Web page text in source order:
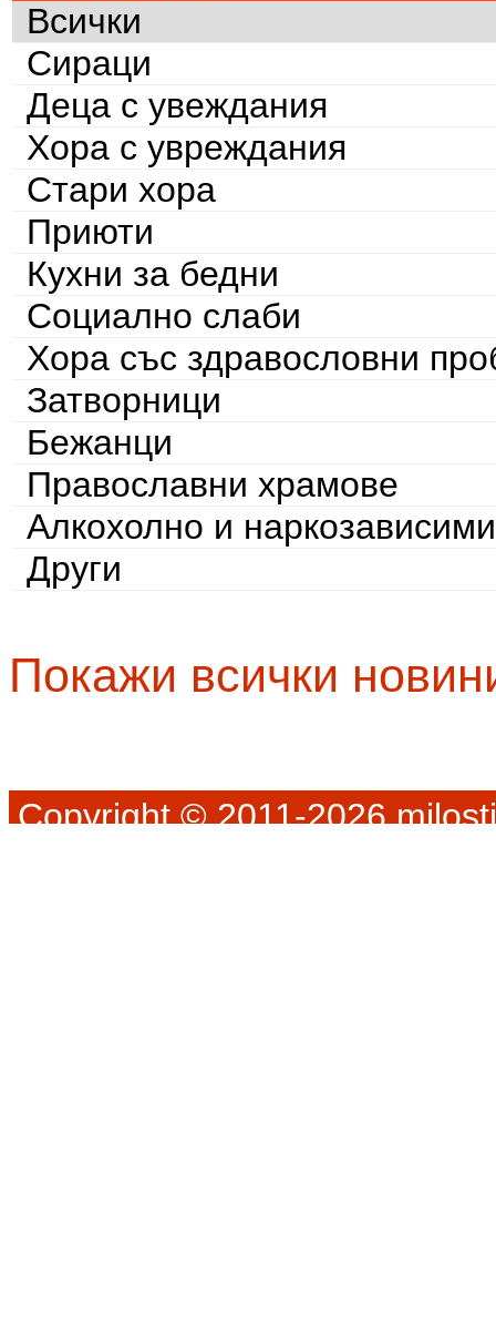
Всички
Сираци
Деца с увеждания
Хора с увреждания
Стари хора
Приюти
Кухни за бедни
Социално слаби
Хора със здравословни
Затворници
Бежанци
Православни храмове
Алкохолно и наркозависими
Други
Покажи всички
Copyright © 2011-2026